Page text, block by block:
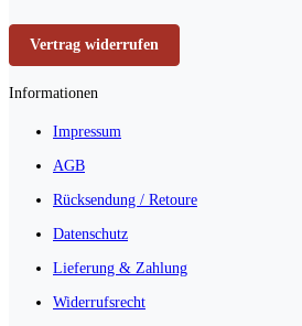
Vertrag widerrufen
Informationen
Impressum
AGB
Rücksendung / Retoure
Datenschutz
Lieferung & Zahlung
Widerrufsrecht